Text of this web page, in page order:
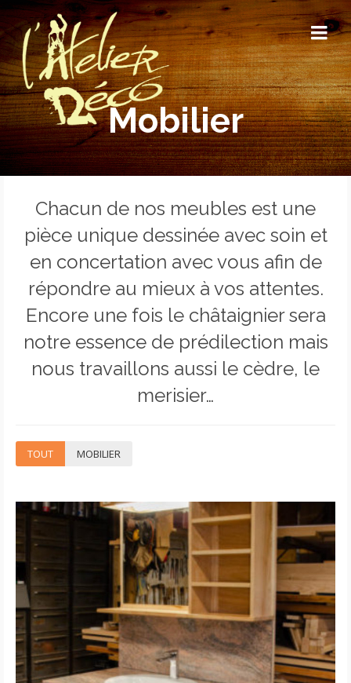
Mobilier
Chacun de nos meubles est une
pièce unique dessinée avec soin et
en concertation avec vous afin de
répondre au mieux à vos attentes.
Encore une fois le châtaignier sera
notre essence de prédilection mais
nous travaillons aussi le cèdre, le
merisier…
TOUT MOBILIER